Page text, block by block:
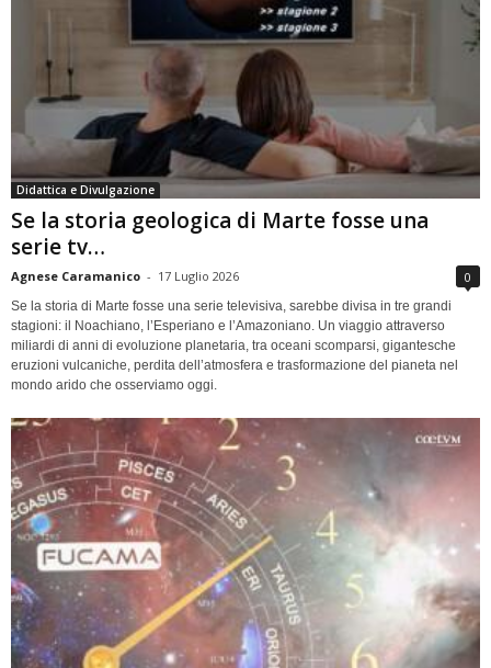
Didattica e Divulgazione
Se la storia geologica di Marte fosse una
serie tv…
Agnese Caramanico - 17 Luglio 2026 0
Se la storia di Marte fosse una serie televisiva, sarebbe divisa in tre grandi
stagioni: il Noachiano, l’Esperiano e l’Amazoniano. Un viaggio attraverso
miliardi di anni di evoluzione planetaria, tra oceani scomparsi, gigantesche
eruzioni vulcaniche, perdita dell’atmosfera e trasformazione del pianeta nel
mondo arido che osserviamo oggi.